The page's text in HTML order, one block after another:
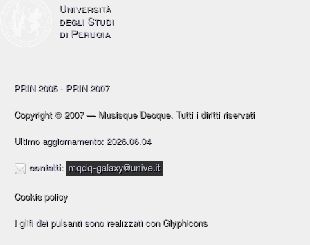
Università
degli Studi
di Perugia
PRIN 2005 - PRIN 2007
Copyright © 2007 — Musisque Deoque. Tutti i diritti riservati
Ultimo aggiornamento: 2026.06.04
contatti:
Cookie policy
I glifi dei pulsanti sono realizzati conGlyphicons